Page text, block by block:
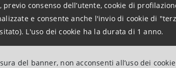
consenso dell’utente, cookie di
e consente anche l'invio di cookie di
L'uso dei cookie ha la durata di 1 anno.
del banner, non acconsenti all’uso dei
in Italia. “Sappiamo che la
anche il futuro e la redditività di
Control, le imprese italiane potranno